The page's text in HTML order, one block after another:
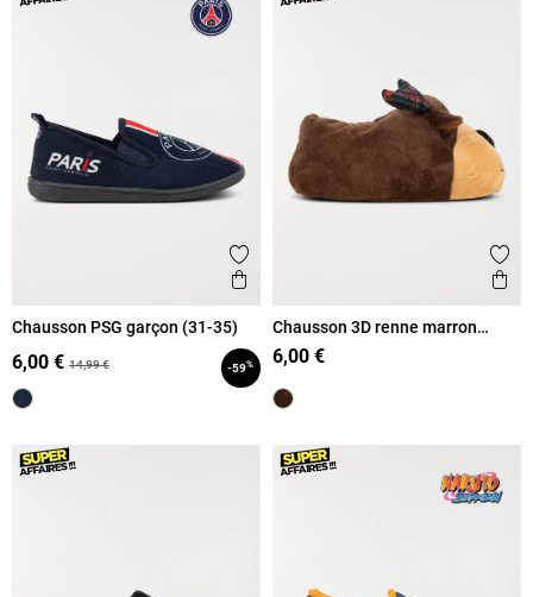
Ajouter aux favoris
Aperçu rapide
Chausson PSG garçon (31-35)
6,00 € 14,99 € -59%
Chausson 3D renne marron
garçon (32-39)
6,00 €